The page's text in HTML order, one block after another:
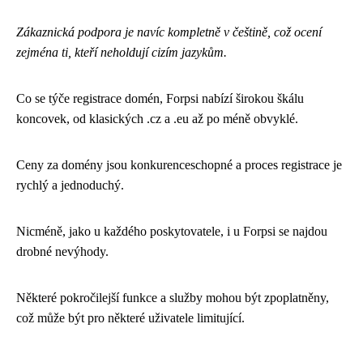
Zákaznická podpora je navíc kompletně v češtině, což ocení
zejména ti, kteří neholdují cizím jazykům.
Co se týče registrace domén, Forpsi nabízí širokou škálu
koncovek, od klasických .cz a .eu až po méně obvyklé.
Ceny za domény jsou konkurenceschopné a proces registrace je
rychlý a jednoduchý.
Nicméně, jako u každého poskytovatele, i u Forpsi se najdou
drobné nevýhody.
Některé pokročilejší funkce a služby mohou být zpoplatněny,
což může být pro některé uživatele limitující.